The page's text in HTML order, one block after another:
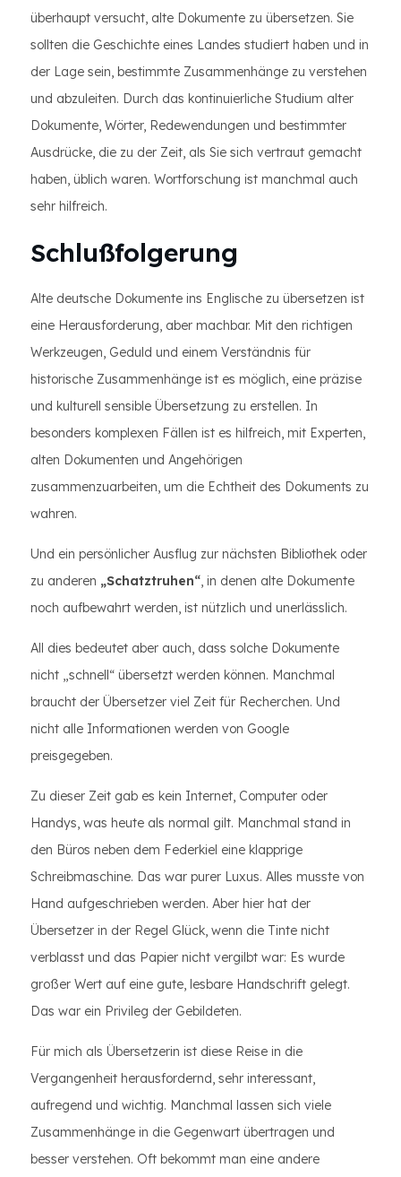
überhaupt versucht, alte Dokumente zu übersetzen. Sie
sollten die Geschichte eines Landes studiert haben und in
der Lage sein, bestimmte Zusammenhänge zu verstehen
und abzuleiten. Durch das kontinuierliche Studium alter
Dokumente, Wörter, Redewendungen und bestimmter
Ausdrücke, die zu der Zeit, als Sie sich vertraut gemacht
haben, üblich waren. Wortforschung ist manchmal auch
sehr hilfreich.
Schlußfolgerung
Alte deutsche Dokumente ins Englische zu übersetzen ist
eine Herausforderung, aber machbar. Mit den richtigen
Werkzeugen, Geduld und einem Verständnis für
historische Zusammenhänge ist es möglich, eine präzise
und kulturell sensible Übersetzung zu erstellen. In
besonders komplexen Fällen ist es hilfreich, mit Experten,
alten Dokumenten und Angehörigen
zusammenzuarbeiten, um die Echtheit des Dokuments zu
wahren.
Und ein persönlicher Ausflug zur nächsten Bibliothek oder
zu anderen „Schatztruhen“, in denen alte Dokumente
noch aufbewahrt werden, ist nützlich und unerlässlich.
All dies bedeutet aber auch, dass solche Dokumente
nicht „schnell“ übersetzt werden können. Manchmal
braucht der Übersetzer viel Zeit für Recherchen. Und
nicht alle Informationen werden von Google
preisgegeben.
Zu dieser Zeit gab es kein Internet, Computer oder
Handys, was heute als normal gilt. Manchmal stand in
den Büros neben dem Federkiel eine klapprige
Schreibmaschine. Das war purer Luxus. Alles musste von
Hand aufgeschrieben werden. Aber hier hat der
Übersetzer in der Regel Glück, wenn die Tinte nicht
verblasst und das Papier nicht vergilbt war: Es wurde
großer Wert auf eine gute, lesbare Handschrift gelegt.
Das war ein Privileg der Gebildeten.
Für mich als Übersetzerin ist diese Reise in die
Vergangenheit herausfordernd, sehr interessant,
aufregend und wichtig. Manchmal lassen sich viele
Zusammenhänge in die Gegenwart übertragen und
besser verstehen. Oft bekommt man eine andere